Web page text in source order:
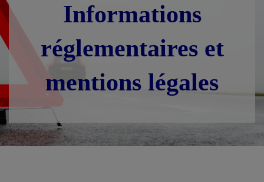
Informations
réglementaires et
mentions légales